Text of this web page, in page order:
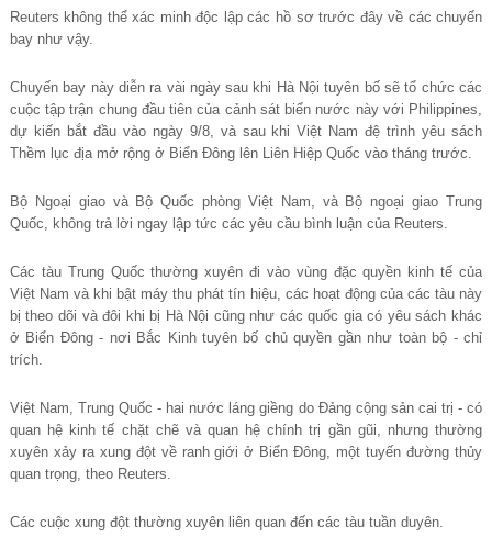
Reuters không thể xác minh độc lập các hồ sơ trước đây về các chuyến
bay như vậy.
Chuyến bay này diễn ra vài ngày sau khi Hà Nội tuyên bố sẽ tổ chức các
cuộc tập trận chung đầu tiên của cảnh sát biển nước này với Philippines,
dự kiến bắt đầu vào ngày 9/8, vàsau khi Việt Namđệ trình yêu sách
Thềm l ục địa mở rộng ở Biển Đông l ên Liên Hiệp Quốc vào tháng trước.
Bộ Ngoại giao và Bộ Quốc phòng Việt Nam, và Bộ ngoại giao Trung
Quốc, không trả lời ngay lập tức các yêu cầu bình luận của Reuters.
Các tàu Trung Quốc thường xuyên đi vào vùng đặc quyền kinh tế của
Việt Nam và khi bật máy thu phát tín hiệu, các hoạt động của các tàu này
bị theo dõi và đôi khi bị Hà Nội cũng như các quốc gia có yêu sách khác
ở Biển Đông - nơi Bắc Kinh tuyên bố chủ quyền gần như toàn bộ - chỉ
trích.
Việt Nam, Trung Quốc - hai nước láng giềng do Đảng cộng sản cai trị - có
quan hệ kinh tế chặt chẽ và quan hệ chính trị gần gũi, nhưng thường
xuyên xảy ra xung đột về ranh giới ở Biển Đông, một tuyến đường thủy
quan trọng, theo Reuters.
Các cuộc xung đột thường xuyên liên quan đến các tàu tuần duyên.